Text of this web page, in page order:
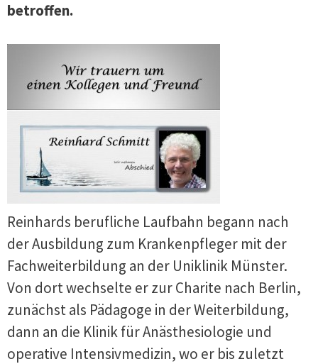
betroffen.
Reinhards berufliche Laufbahn begann nach
der Ausbildung zum Krankenpfleger mit der
Fachweiterbildung an der Uniklinik Münster.
Von dort wechselte er zur Charite nach Berlin,
zunächst als Pädagoge in der Weiterbildung,
dann an die Klinik für Anästhesiologie und
operative Intensivmedizin, wo er bis zuletzt